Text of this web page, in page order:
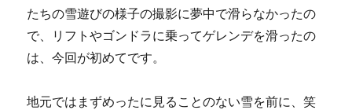
たちの雪遊びの様子の撮影に夢中で滑らなかったの
で、リフトやゴンドラに乗ってゲレンデを滑ったの
は、今回が初めてです。
地元ではまずめったに見ることのない雪を前に、笑